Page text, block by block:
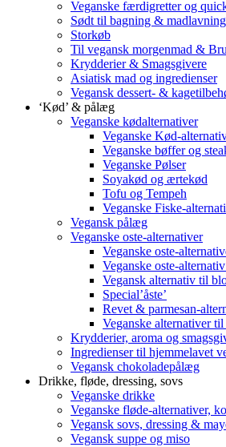
Veganske færdigretter og
Sødt til bagning & madlavning
Storkøb
Til vegansk morgenmad &
Krydderier & Smagsgivere
Asiatisk mad og ingredienser
Vegansk dessert- &
‘Kød’ & pålæg
Veganske kødalternativer
Veganske Kød-
Veganske bøffer og
Veganske Pølser
Soyakød og ærtekød
Tofu og Tempeh
Veganske Fiske-
Vegansk pålæg
Veganske oste-alternativer
Veganske oste-
Veganske oste-
Vegansk alternativ til
Special’åste’
Revet & parmesan-
Veganske alternativer
Krydderier, aroma og
Ingredienser til hjemmelavet
Vegansk chokoladepålæg
Drikke, fløde, dressing, sovs
Veganske drikke
Veganske fløde-alternativer,
Vegansk sovs, dressing &
Vegansk suppe og miso